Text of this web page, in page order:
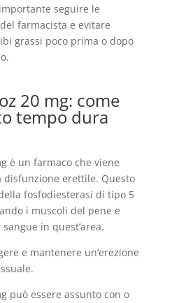
seguire le
farmacista e evitare
grassi poco prima o dopo
20 mg: come
tempo dura
è un farmaco che viene
erettile. Questo
fosfodiesterasi di tipo 5
i muscoli del pene e
in quest’area.
e mantenere un’erezione
può essere assunto con o